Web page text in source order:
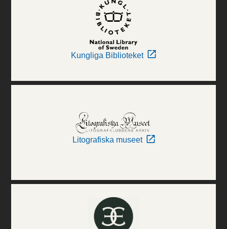
Kungliga Biblioteket
Litografiska museet